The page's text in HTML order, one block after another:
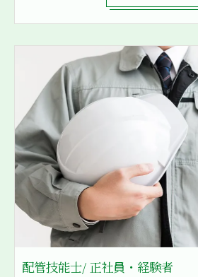
配管技能士/ 正社員・経験者